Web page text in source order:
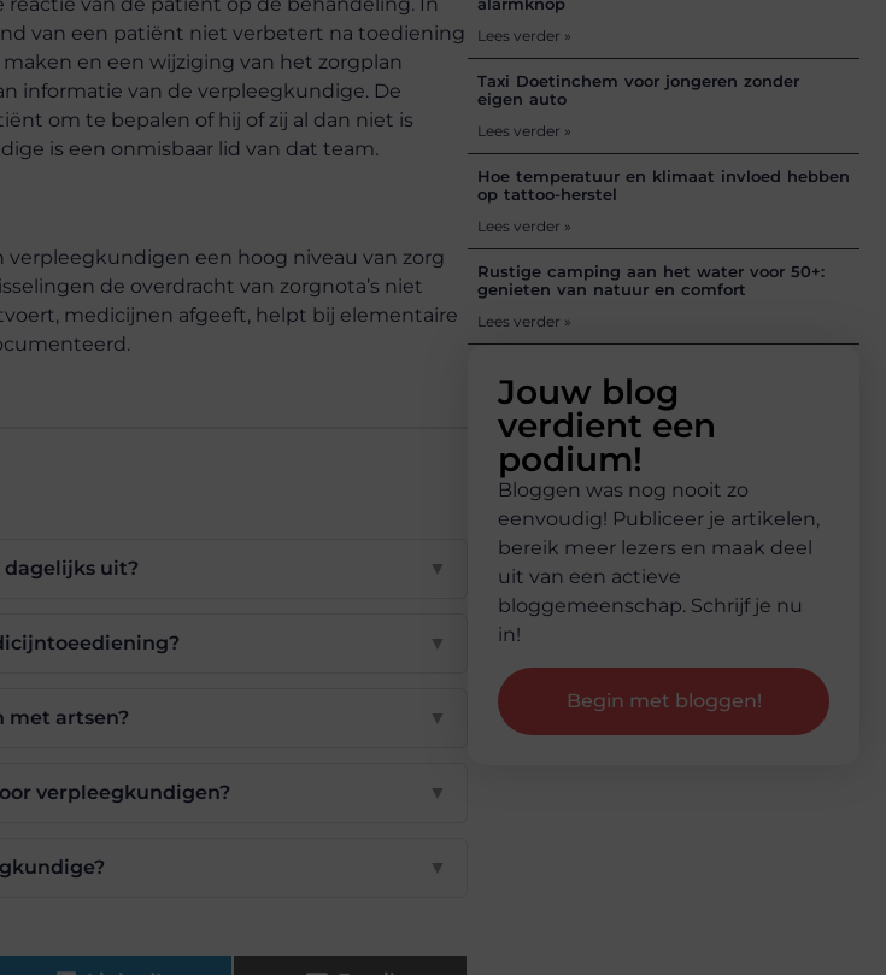
van een patiënt niet verbetert na toediening
en een wijziging van het zorgplan
informatie van de verpleegkundige. De
om te bepalen of hij of zij al dan niet is
is een onmisbaar lid van dat team.
verpleegkundigen een hoog niveau van zorg
de overdracht van zorgnota’s niet
medicijnen afgeeft, helpt bij elementaire
uit? ▼
▼
met artsen? ▼
verpleegkundigen? ▼
▼
alarmknop
Lees verder »
Taxi Doetinchem voor jongeren zonder
eigen auto
Lees verder »
Hoe temperatuur en klimaat invloed hebben
op tattoo-herstel
Lees verder »
Rustige camping aan het water voor 50+:
genieten van natuur en comfort
Lees verder »
Jouw blog
verdient een
podium!
Bloggen was nog nooit zo
eenvoudig! Publiceer je artikelen,
bereik meer lezers en maak deel
uit van een actieve
bloggemeenschap. Schrijf je nu
in!
Begin met bloggen!